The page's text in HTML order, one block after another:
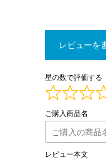
レビューを
星の数で評価する
ご購入商品名
レビュー本文